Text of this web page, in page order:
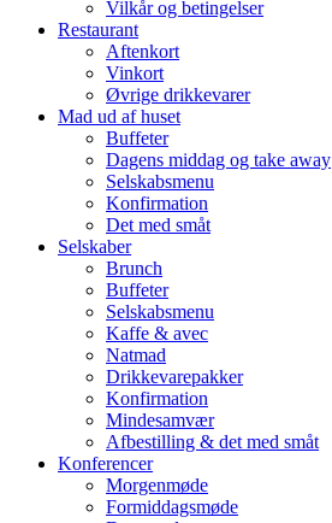
Vilkår og betingelser
Restaurant
Aftenkort
Vinkort
Øvrige drikkevarer
Mad ud af huset
Buffeter
Dagens middag og take away
Selskabsmenu
Konfirmation
Det med småt
Selskaber
Brunch
Buffeter
Selskabsmenu
Kaffe & avec
Natmad
Drikkevarepakker
Konfirmation
Mindesamvær
Afbestilling & det med småt
Konferencer
Morgenmøde
Formiddagsmøde